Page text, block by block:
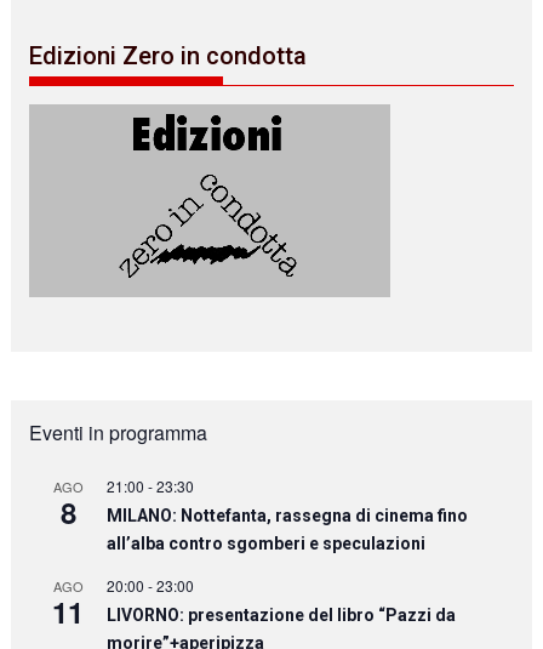
Edizioni Zero in condotta
Eventi in programma
AGO
8
21:00 -23:30
MILANO: Nottefanta, rassegna di cinema fino
all’alba contro sgomberi e speculazioni
AGO
11
20:00 -23:00
LIVORNO: presentazione del libro “Pazzi da
morire”+aperipizza